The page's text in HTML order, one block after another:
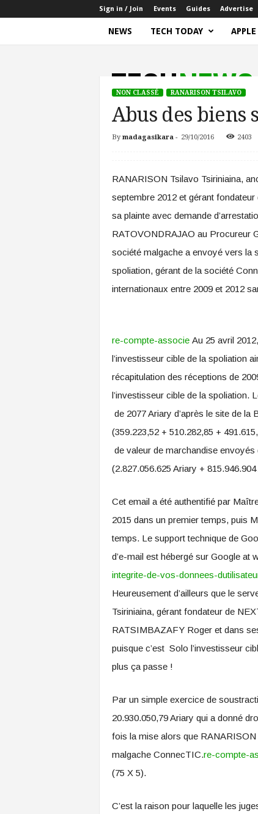
Sign in / Join Events Guides Advertise
NEWS TECH TODAY APPLE
Home Non classé Abus des biens sociaux
NON CLASSÉ RANARISON TSILAVO
Abus des biens
By madagasikara- 29/10/2016 2403
RANARISON Tsilavo Tsiriniaina,
septembre 2012 et gérant
sa plainte avec demande
RATOVONDRAJAO au Procureur
société malgache a envoyé vers la
spoliation, gérant de la société
internationaux entre 2009 et 2012
re-compte-associeAu 25 avril
l’investisseur cible de la spoliation
récapitulation des réceptions de
l’investisseur cible de la spoliation.
de 2077 Ariary d’après le site de la
(359.223,52 + 510.282,85 +
de valeur de marchandise
(2.827.056.625 Ariary +
Cet email a été authentifié par
2015 dans un premier temps, puis
temps. Le support technique de
d’e-mail est hébergé sur Google at
integrite-de-vos-donnees-
Heureusement d’ailleurs que le
Tsiriniaina, gérant fondateur de
RATSIMBAZAFY Roger et dans
puisque c’est Solo l’investisseur
plus ça passe !
Par un simple exercice de
20.930.050,79 Ariary qui a donné
fois la mise alors que RANARISON
malgache ConnecTIC.re-compte-
(75 X 5).
C’est la raison pour laquelle les